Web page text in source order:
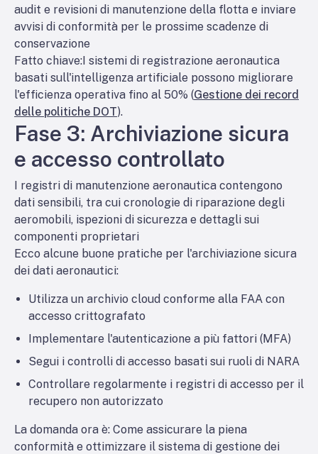
audit e revisioni di manutenzione della flotta e inviare
avvisi di conformità per le prossime scadenze di
conservazione
Fatto chiave:I sistemi di registrazione aeronautica
basati sull'intelligenza artificiale possono migliorare
l'efficienza operativa fino al 50% (Gestione dei record
delle politiche DOT).
Fase 3: Archiviazione sicura
e accesso controllato
I registri di manutenzione aeronautica contengono
dati sensibili, tra cui cronologie di riparazione degli
aeromobili, ispezioni di sicurezza e dettagli sui
componenti proprietari
Ecco alcune buone pratiche per l'archiviazione sicura
dei dati aeronautici:
Utilizza un archivio cloud conforme alla FAA con
accesso crittografato
Implementare l'autenticazione a più fattori (MFA)
Segui i controlli di accesso basati sui ruoli di NARA
Controllare regolarmente i registri di accesso per il
recupero non autorizzato
La domanda ora è: Come assicurare la piena
conformità e ottimizzare il sistema di gestione dei